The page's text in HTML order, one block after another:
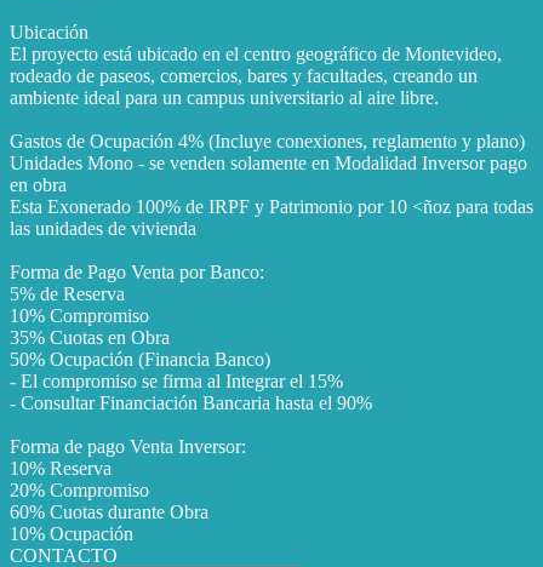
Ubicación
El proyecto está ubicado en el centro geográfico de Montevideo,
rodeado de paseos, comercios, bares y facultades, creando un
ambiente ideal para un campus universitario al aire libre.
Gastos de Ocupación 4% (Incluye conexiones, reglamento y plano)
Unidades Mono - se venden solamente en Modalidad Inversor pago
en obra
Esta Exonerado 100% de IRPF y Patrimonio por 10 <ñoz para todas
las unidades de vivienda
Forma de Pago Venta por Banco:
5% de Reserva
10% Compromiso
35% Cuotas en Obra
50% Ocupación (Financia Banco)
- El compromiso se firma al Integrar el 15%
- Consultar Financiación Bancaria hasta el 90%
Forma de pago Venta Inversor:
10% Reserva
20% Compromiso
60% Cuotas durante Obra
10% Ocupación
CONTACTO